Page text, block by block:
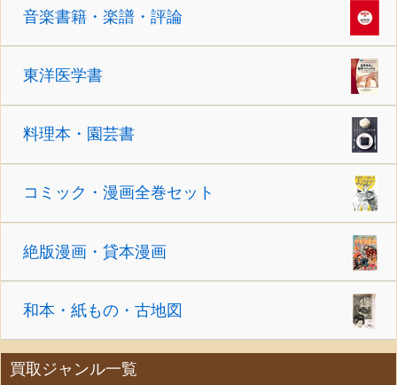
音楽書籍・楽譜・評論
東洋医学書
料理本・園芸書
コミック・漫画全巻セット
絶版漫画・貸本漫画
和本・紙もの・古地図
買取ジャンル一覧